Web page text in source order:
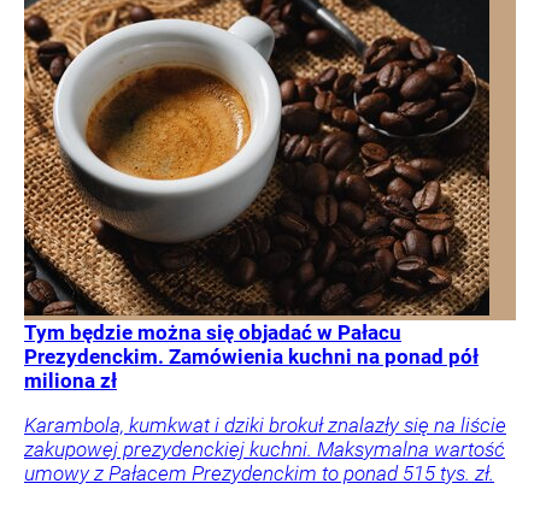
Tym będzie można się objadać w Pałacu
Prezydenckim. Zamówienia kuchni na ponad pół
miliona zł
Karambola, kumkwat i dziki brokuł znalazły się na liście
zakupowej prezydenckiej kuchni. Maksymalna wartość
umowy z Pałacem Prezydenckim to ponad 515 tys. zł.